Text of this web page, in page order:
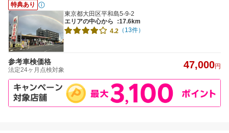
特典あり
東京都大田区平和島5-9-2
エリアの中心から
:17.6km
4.2 （13件）
参考車検価格
法定24ヶ月点検対象 47,000円